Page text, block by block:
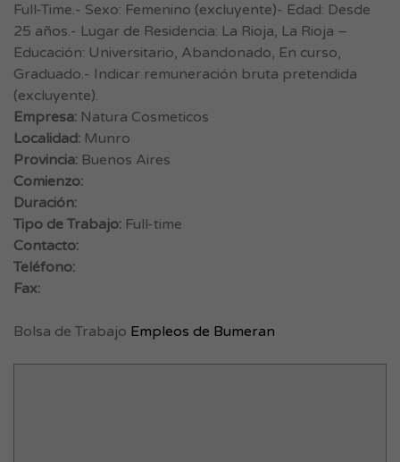
Full-Time.- Sexo: Femenino (excluyente)- Edad: Desde
25 años.- Lugar de Residencia: La Rioja, La Rioja –
Educación: Universitario, Abandonado, En curso,
Graduado.- Indicar remuneración bruta pretendida
(excluyente).
Empresa: Natura Cosmeticos
Localidad: Munro
Provincia: Buenos Aires
Comienzo:
Duración:
Tipo de Trabajo: Full-time
Contacto:
Teléfono:
Fax:
Bolsa de Trabajo Empleos de Bumeran